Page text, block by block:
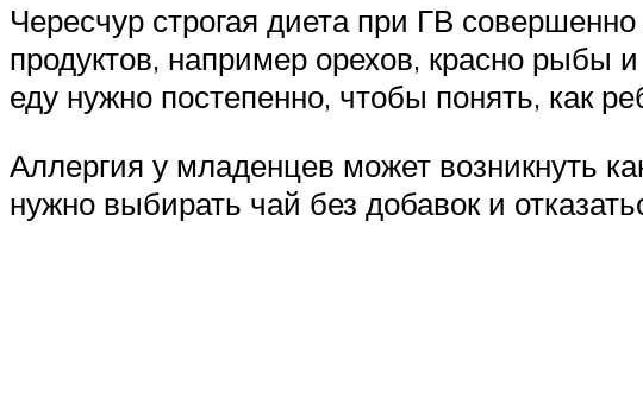
Чересчур строгая диета при ГВ
продуктов, например орехов, красно рыбы
еду нужно постепенно, чтобы понять, как
Аллергия у младенцев может возникнуть
нужно выбирать чай без добавок и